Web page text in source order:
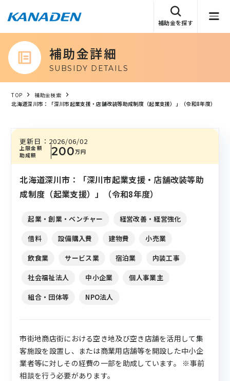
補助金を探す
補助金詳細
SUBSIDY DETAILS
TOP
補助金検索
北海道深川市：「深川市起業支援・店舗改装等助成制度（起業支援）」（令和8年度）
上限金額
助成額
200万円
更新日： 2026/06/02
北海道深川市：「深川市起業支援・店舗改装等助
成制度（起業支援）」（令和8年度）
起業・創業・ベンチャー
経営改善・経営強化
借料
設備購入費 建物費
小売業
飲食業
サービス業 宿泊業
内装工事
社会福祉法人
中小企業
個人事業主
組合・団体等
NPO法人
市街地商店街における空き地及び空き店舗を活用して集
客施設を設置し、または商業用店舗等を開設した中小企
業者等に対しその経費の一部を助成しています。 ※事前
相談を行う必要があります。